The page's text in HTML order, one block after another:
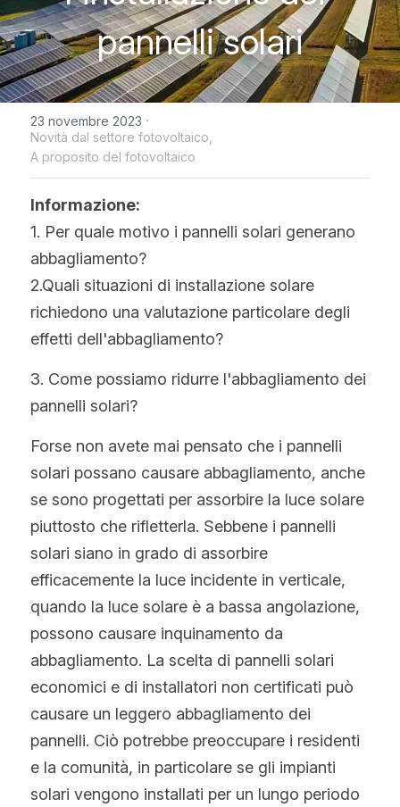
Tecnologia Bifacciale
Tecnologia IBC
Tecnologia HJT
Tecnologia TOPCon di Tipo N
Tecnologia di shingled
Offerta a Tempo
La politica del fotovoltaico
Tendenza prezzi fotovoltaico
Maysun Solar Notizie
Tedesco
Inglese
Spagnolo
Portoghese
Francese
Rumeno
Polacco
Norvegese
Russo
Indonesiano
Inglese
Finlandese
Turco
Olandese
Ucraino
WhatsApp
pannelli solari
23 novembre 2023 ·
Novità dal settore fotovoltaico,
A proposito del fotovoltaico
Informazione:
1. Per quale motivo i pannelli solari generano
abbagliamento?
2.Quali situazioni di installazione solare
richiedono una valutazione particolare degli
effetti dell'abbagliamento?
3. Come possiamo ridurre l'abbagliamento dei
pannelli solari?
Forse non avete mai pensato che i pannelli
solari possano causare abbagliamento, anche
se sono progettati per assorbire la luce solare
piuttosto che rifletterla. Sebbene i pannelli
solari siano in grado di assorbire
efficacemente la luce incidente in verticale,
quando la luce solare è a bassa angolazione,
possono causare inquinamento da
abbagliamento. La scelta di pannelli solari
economici e di installatori non certificati può
causare un leggero abbagliamento dei
pannelli. Ciò potrebbe preoccupare i residenti
e la comunità, in particolare se gli impianti
solari vengono installati per un lungo periodo